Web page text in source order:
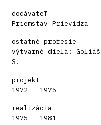
dodávateľ
Priemstav Prievidza
ostatné profesie
výtvarné diela: Goliáš
S.
projekt
1972 – 1975
realizácia
1975 – 1981